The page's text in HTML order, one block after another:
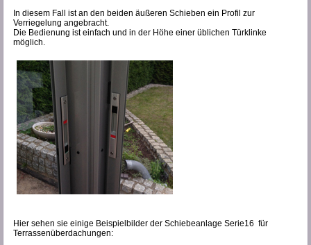
In diesem Fall ist an den beiden äußeren Schieben ein Profil zur
Verriegelung angebracht.
Die Bedienung ist einfach und in der Höhe einer üblichen Türklinke
möglich.
Hier sehen sie einige Beispielbilder der Schiebeanlage Serie16 für
Terrassenüberdachungen: